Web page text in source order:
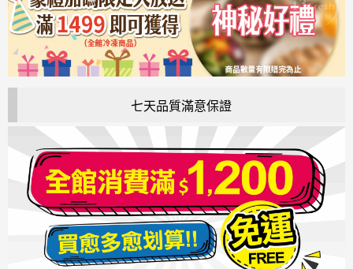
七天品質滿意保證